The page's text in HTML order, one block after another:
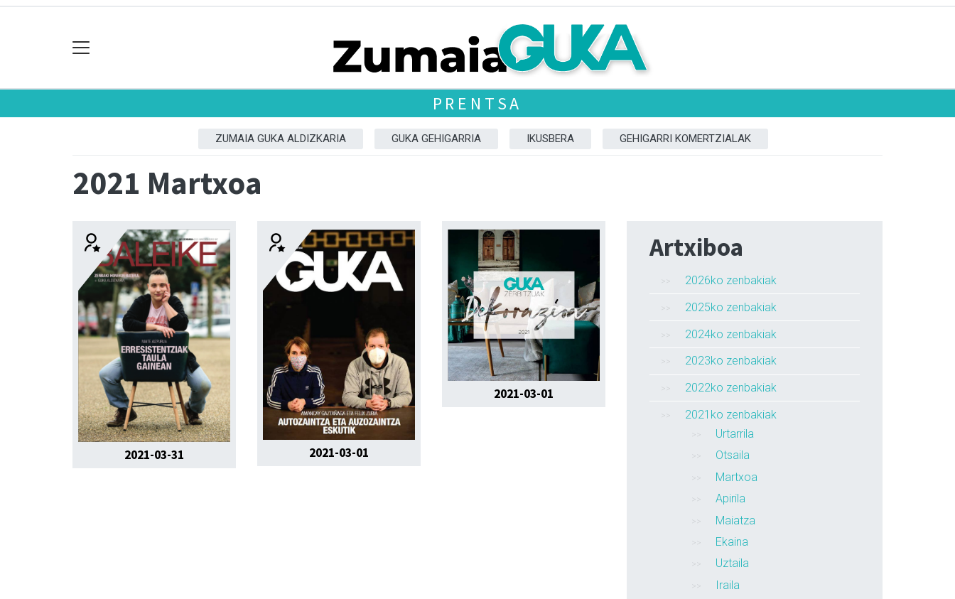
PRENTSA
ZUMAIA GUKA ALDIZKARIA GUKA GEHIGARRIA IKUSBERA GEHIGARRI KOMERTZIALAK
2021 Martxoa
2021-03-31 2021-03-01
2021-03-01
Artxiboa
2026ko zenbakiak
2025ko zenbakiak
2024ko zenbakiak
2023ko zenbakiak
2022ko zenbakiak
2021ko zenbakiak
Urtarrila
Otsaila
Martxoa
Apirila
Maiatza
Ekaina
Uztaila
Iraila